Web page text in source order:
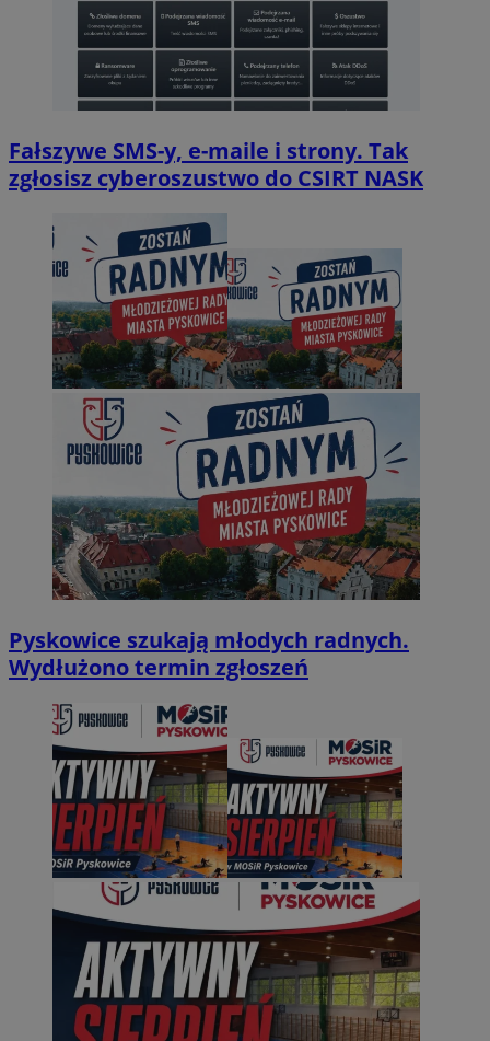
Fałszywe SMS-y, e-maile i strony. Tak
zgłosisz cyberoszustwo do CSIRT NASK
Pyskowice szukają młodych radnych.
Wydłużono termin zgłoszeń